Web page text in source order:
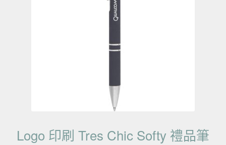
Logo 印刷 Tres Chic Softy 禮品筆